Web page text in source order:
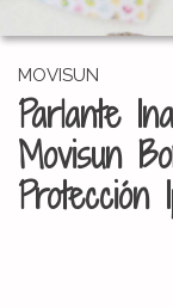
MOVISUN
Parlante
Movisun
Protección